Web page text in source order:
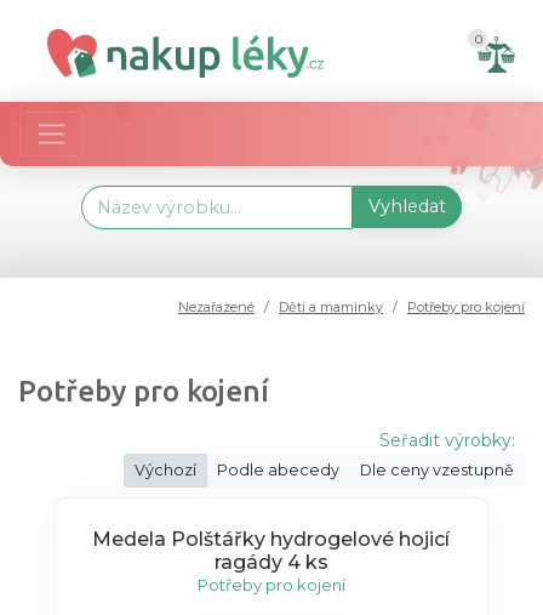
0
Vyhledat
Nezařazené Děti a maminky Potřeby pro kojení
Potřeby pro kojení
Seřadit výrobky:
Výchozí Podle abecedy Dle ceny vzestupně
Medela Polštářky hydrogelové hojicí
ragády 4 ks
Potřeby pro kojení